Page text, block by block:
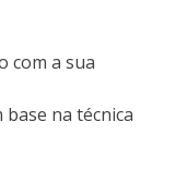
com a sua
na técnica